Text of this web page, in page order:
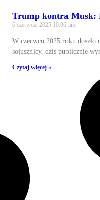
Trump kontra Musk:
6 czerwca, 2025 10:06 am
W czerwcu 2025 roku
sojusznicy, dziś publicznie
Czytaj więcej »